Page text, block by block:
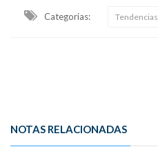
Categorias: Tendencias
NOTAS RELACIONADAS